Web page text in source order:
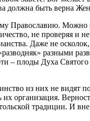
должна быть верна
Православию. Можно
не проверяя и
Даже не
разными
– плоды Духа
из них не видят
организация.
традиции. И